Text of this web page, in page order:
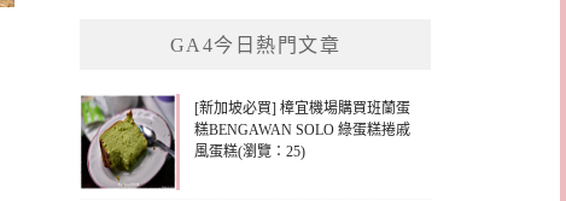
GA4今日熱門文章
[新加坡必買] 樟宜機場購買班蘭蛋
糕BENGAWAN SOLO 綠蛋糕捲戚
風蛋糕(瀏覽：25)